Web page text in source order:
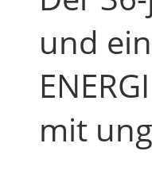
und
mit